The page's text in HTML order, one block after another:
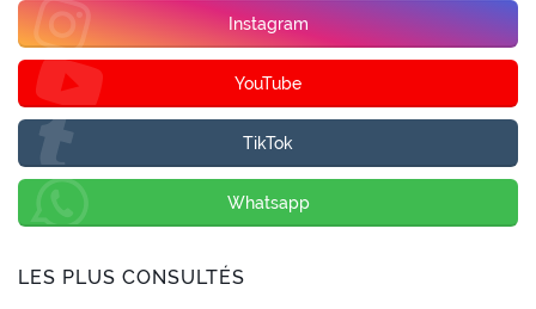
Instagram
YouTube
TikTok
Whatsapp
LES PLUS CONSULTÉS